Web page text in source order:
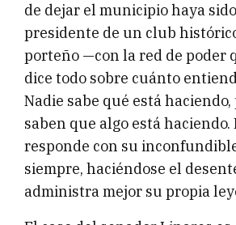
de dejar el municipio haya
presidente de un club
porteño —con la red de poder
dice todo sobre cuánto
Nadie sabe qué está haciendo,
saben que algo está haciendo.
responde con su
siempre, haciéndose el
administra mejor su propia